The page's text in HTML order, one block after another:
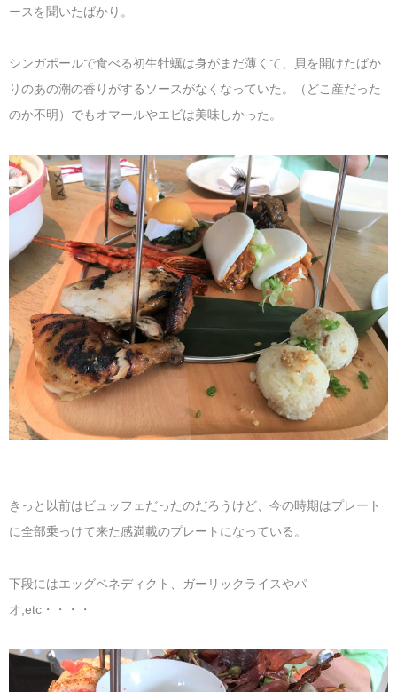
ースを聞いたばかり。
シンガポールで食べる初生牡蠣は身がまだ薄くて、貝を開けたばか
りのあの潮の香りがするソースがなくなっていた。（どこ産だった
のか不明）でもオマールやエビは美味しかった。
きっと以前はビュッフェだったのだろうけど、今の時期はプレート
に全部乗っけて来た感満載のプレートになっている。
下段にはエッグベネディクト、ガーリックライスやパ
オ,etc・・・・